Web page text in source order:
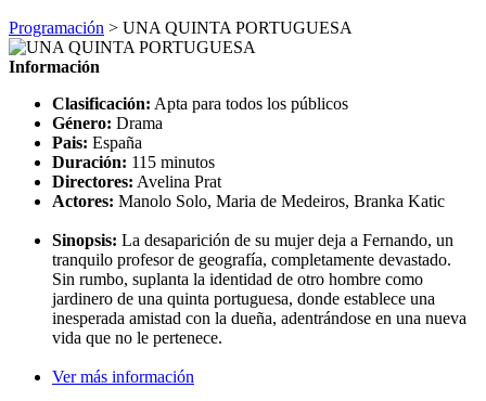
Programación > UNA QUINTA PORTUGUESA
Información
Clasificación: Apta para todos los públicos
Género: Drama
Pais: España
Duración: 115 minutos
Directores: Avelina Prat
Actores: Manolo Solo, Maria de Medeiros, Branka Katic
Sinopsis: La desaparición de su mujer deja a Fernando, un
tranquilo profesor de geografía, completamente devastado.
Sin rumbo, suplanta la identidad de otro hombre como
jardinero de una quinta portuguesa, donde establece una
inesperada amistad con la dueña, adentrándose en una nueva
vida que no le pertenece.
Ver más información